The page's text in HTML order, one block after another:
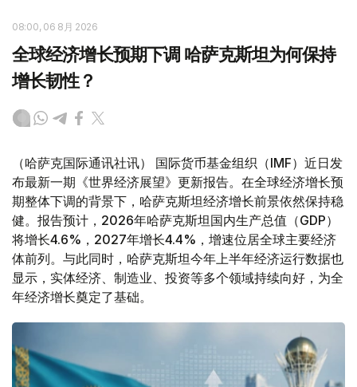
08:00, 06 8月 2026
全球经济增长预期下调 哈萨克斯坦为何保持
增长韧性？
（哈萨克国际通讯社讯） 国际货币基金组织（IMF）近日发
布最新一期《世界经济展望》更新报告。在全球经济增长预
期整体下调的背景下，哈萨克斯坦经济增长前景依然保持稳
健。报告预计，2026年哈萨克斯坦国内生产总值（GDP）
将增长4.6%，2027年增长4.4%，增速位居全球主要经济
体前列。与此同时，哈萨克斯坦今年上半年经济运行数据也
显示，实体经济、制造业、投资等多个领域持续向好，为全
年经济增长奠定了基础。